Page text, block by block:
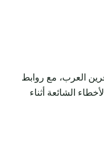
العرب، مع روابط
الشائعة أثناء